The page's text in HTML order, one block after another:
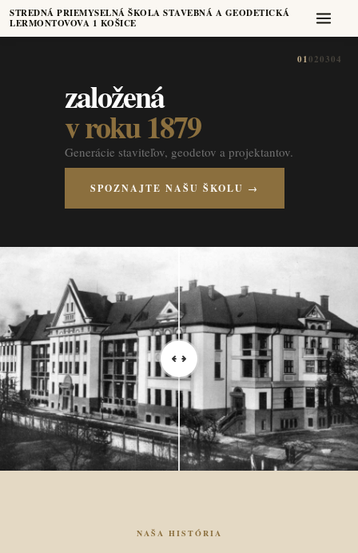
STREDNÁ PRIEMYSELNÁ ŠKOLA STAVEBNÁ A GEODETICKÁ
LERMONTOVOVA 1 KOŠICE
01020304
založená
v roku 1879
Generácie staviteľov, geodetov a projektantov.
SPOZNAJTE NAŠU ŠKOLU →
NAŠA HISTÓRIA